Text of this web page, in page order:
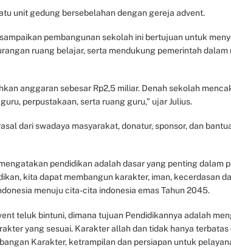
unit gedung bersebelahan dengan gereja advent.
pembangunan sekolah ini bertujuan untuk
ruang belajar, serta mendukung pemerintah
anggaran sebesar Rp2,5 miliar. Denah sekolah
perpustakaan, serta ruang guru,” ujar Julius.
dari swadaya masyarakat, donatur, sponsor, dan
pendidikan adalah dasar yang penting dalam
kita dapat membangun karakter, iman, kecerdasan
menuju cita-cita indonesia emas Tahun 2045.
teluk bintuni, dimana tujuan Pendidikannya adalah
yang sesuai. Karakter allah dan tidak hanya terbatas
Karakter, ketrampilan dan persiapan untuk